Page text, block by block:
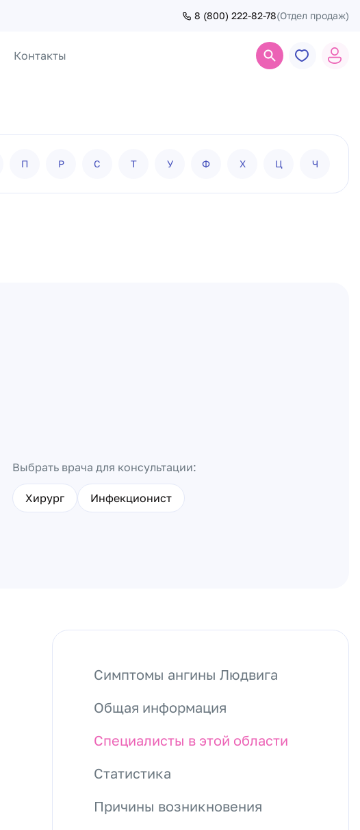
8 (800) 222-82-78(Отдел продаж)
Контакты
П Р С Т У Ф Х Ц Ч
Выбрать врача для консультации:
Хирург Инфекционист
Симптомы ангины Людвига
Общая информация
Специалисты в этой области
Статистика
Причины возникновения